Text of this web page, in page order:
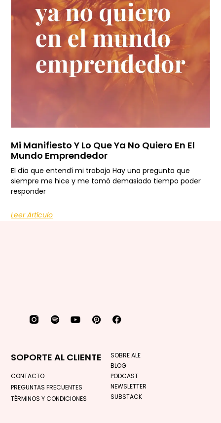
Mi Manifiesto Y Lo Que Ya No Quiero En El
Mundo Emprendedor
El día que entendí mi trabajo Hay una pregunta que
siempre me hice y me tomó demasiado tiempo poder
responder
Leer Artículo
SOBRE ALE
BLOG
PODCAST
NEWSLETTER
SUBSTACK
SOPORTE AL CLIENTE
CONTACTO
PREGUNTAS FRECUENTES
TÉRMINOS Y CONDICIONES